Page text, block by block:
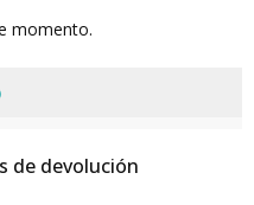
momento.
de devolución